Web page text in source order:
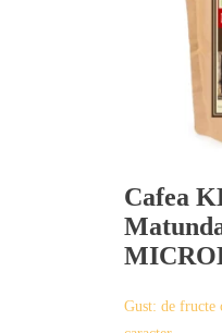
Cafea
Gust: de fructe